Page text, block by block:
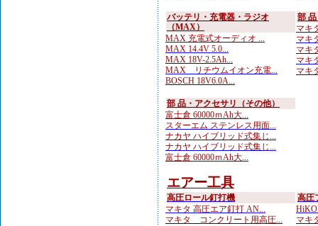
バッテリ・充電器・ラジオ
（MAX）
MAX 充電式オーディオ ...
MAX 14.4V 5.0...
MAX 18V-2.5Ah...
MAX リチウムイオン充電...
BOSCH 18V6.0A...
部
マキ
マキ
マキ
マキ
マキ
部 品・アクセサリ（その他）
富士倉 60000ｍAh大...
スターエム ステンレス用面...
ナカヤ ハイブリッド式集じ...
ナカヤ ハイブリッド式集じ...
富士倉 60000ｍAh大...
エアー工具
高圧ロール釘打機
マキタ 高圧エア釘打 AN...
マキタ コンクリート用高圧...
高圧
マキ